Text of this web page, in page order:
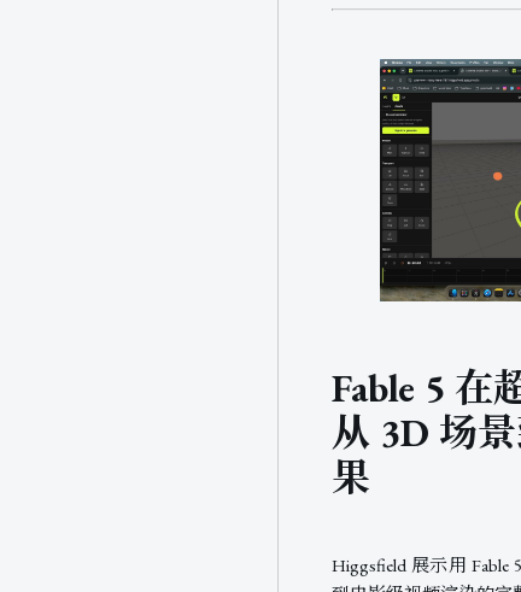
Fable 5 在
从 3D 场
果
Higgsfield 展示用 Fable